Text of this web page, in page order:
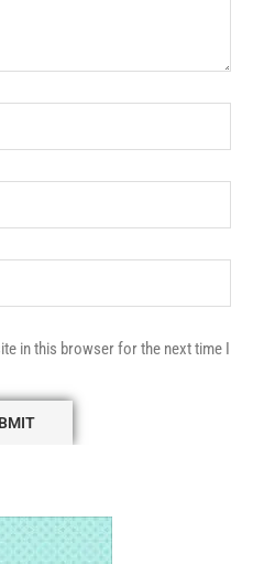
in this browser for the next time I